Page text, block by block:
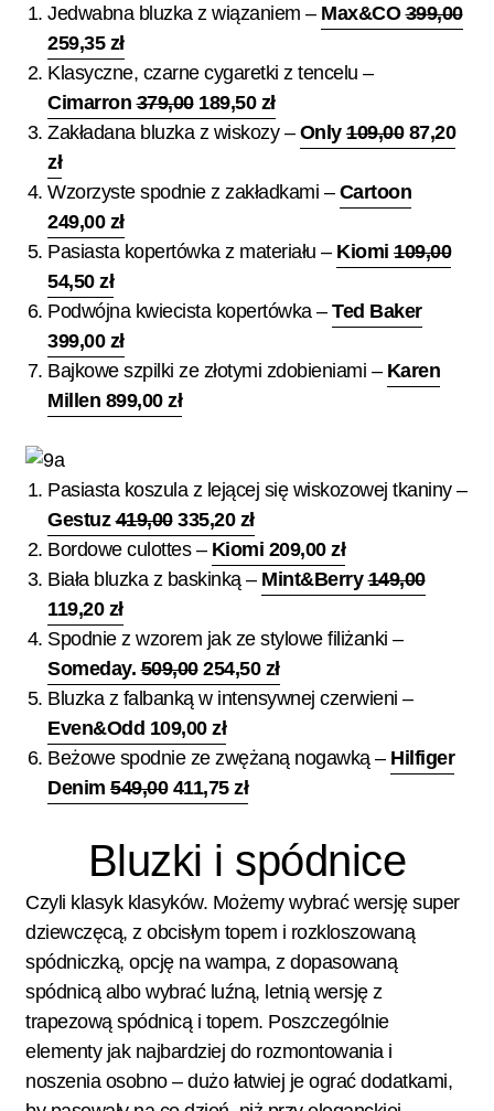
Jedwabna bluzka z wiązaniem – Max&CO399,00
259,35 zł
Klasyczne, czarne cygaretki z tencelu –
Cimarron379,00189,50 zł
Zakładana bluzka z wiskozy – Only 109,0087,20
zł
Wzorzyste spodnie z zakładkami – Cartoon
249,00 zł
Pasiasta kopertówka z materiału – Kiomi 109,00
54,50 zł
Podwójna kwiecista kopertówka – Ted Baker
399,00 zł
Bajkowe szpilki ze złotymi zdobieniami – Karen
Millen 899,00 zł
Pasiasta koszula z lejącej się wiskozowej tkaniny –
Gestuz419,00335,20 zł
Bordowe culottes – Kiomi 209,00 zł
Biała bluzka z baskinką – Mint&Berry149,00
119,20 zł
Spodnie z wzorem jak ze stylowe filiżanki –
Someday.509,00254,50 zł
Bluzka z falbanką w intensywnej czerwieni –
Even&Odd 109,00 zł
Beżowe spodnie ze zwężaną nogawką – Hilfiger
Denim 549,00411,75 zł
Bluzki i spódnice
Czyli klasyk klasyków. Możemy wybrać wersję super
dziewczęcą, z obcisłym topem i rozkloszowaną
spódniczką, opcję na wampa, z dopasowaną
spódnicą albo wybrać luźną, letnią wersję z
trapezową spódnicą i topem. Poszczególnie
elementy jak najbardziej do rozmontowania i
noszenia osobno – dużo łatwiej je ograć dodatkami,